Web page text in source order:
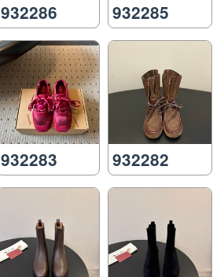
932286 932285
932283 932282